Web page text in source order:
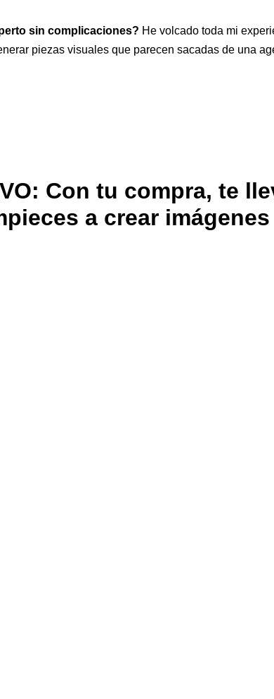
sin complicaciones? He volcado toda mi
piezas visuales que parecen sacadas de una
Con tu compra, te
a crear